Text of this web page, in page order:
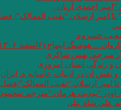
احمدی آریان .
امیر ارسلان “نقیب الممالک”/
خسروی
(۶اسفند ۱۳۰۶ – ۱۹ مرداد ۱۴۰۱)
مترجم: بهمن شاکری
و زندگی انسان امروزی
و نقش آن در ادبیات عامیانه ی ایران
امیر ارسلان “نقیب الممالک”/
اودر “يوديت هرمان “مترجم
علی شاه علی